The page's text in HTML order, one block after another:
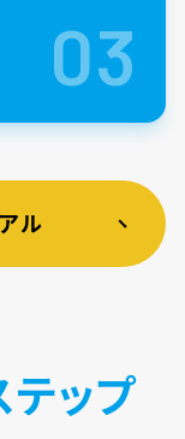
03
ル
テップ